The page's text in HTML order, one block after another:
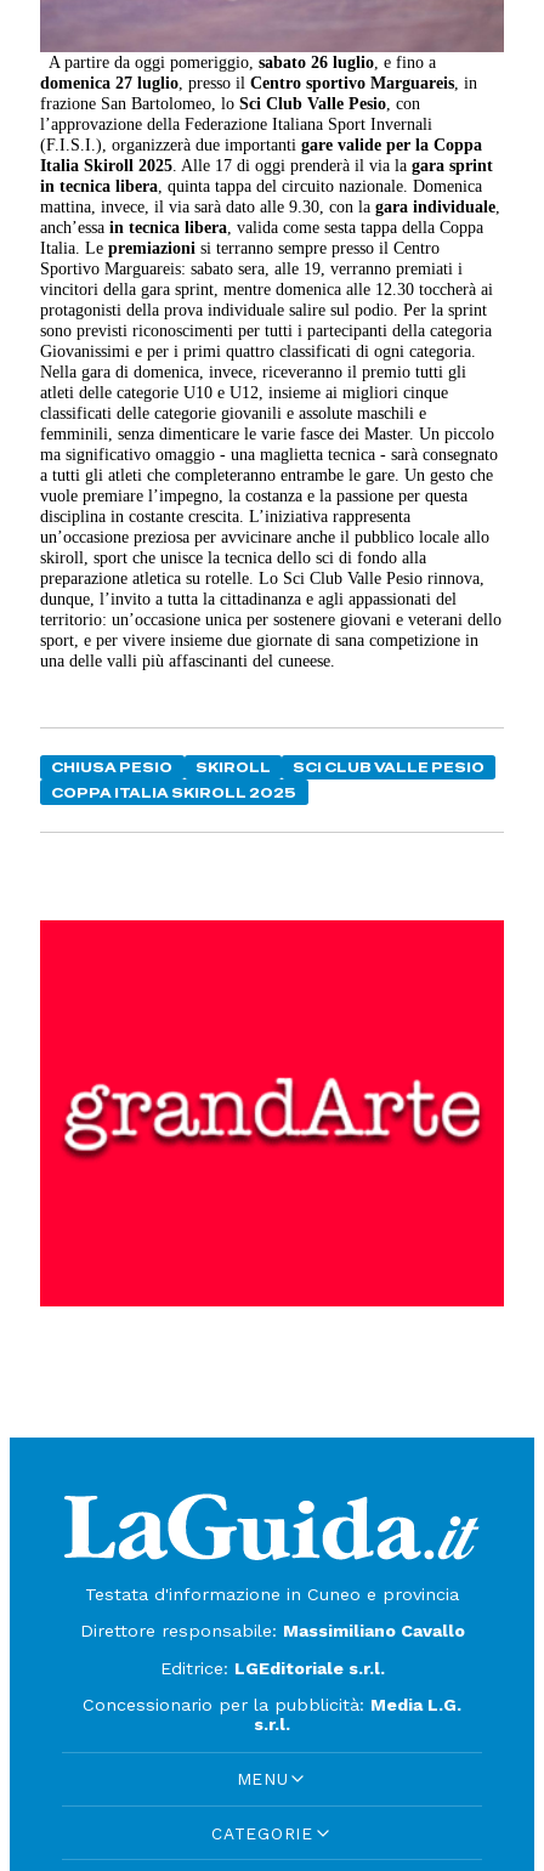
A partire da oggi pomeriggio,sabato 26 luglio, e fino a
domenica 27 luglio, presso ilCentro sportivo Marguareis, in
frazione San Bartolomeo, loSci Club Valle Pesio, con
l’approvazione della Federazione Italiana Sport Invernali
(F.I.S.I.), organizzerà due importantigare valide per la Coppa
Italia Skiroll 2025. Alle 17 di oggi prenderà il via la gara sprint
in tecnica libera, quinta tappa del circuito nazionale. Domenica
mattina, invece, il via sarà dato alle 9.30, con lagara individuale,
anch’essain tecnica libera, valida come sesta tappa della Coppa
Italia. Lepremiazioni si terranno sempre presso il Centro
Sportivo Marguareis: sabato sera, alle 19, verranno premiati i
vincitori della gara sprint, mentre domenica alle 12.30 toccherà ai
protagonisti della prova individuale salire sul podio. Per la sprint
sono previsti riconoscimenti per tutti i partecipanti della categoria
Giovanissimi e per i primi quattro classificati di ogni categoria.
Nella gara di domenica, invece, riceveranno il premio tutti gli
atleti delle categorie U10 e U12, insieme ai migliori cinque
classificati delle categorie giovanili e assolute maschili e
femminili, senza dimenticare le varie fasce dei Master. Un piccolo
ma significativo omaggio - una maglietta tecnica - sarà consegnato
a tutti gli atleti che completeranno entrambe le gare. Un gesto che
vuole premiare l’impegno, la costanza e la passione per questa
disciplina in costante crescita. L’iniziativa rappresenta
un’occasione preziosa per avvicinare anche il pubblico locale allo
skiroll, sport che unisce la tecnica dello sci di fondo alla
preparazione atletica su rotelle. Lo Sci Club Valle Pesio rinnova,
dunque, l’invito a tutta la cittadinanza e agli appassionati del
territorio: un’occasione unica per sostenere giovani e veterani dello
sport, e per vivere insieme due giornate di sana competizione in
una delle valli più affascinanti del cuneese.
CHIUSA PESIO SKIROLL
SCI CLUB VALLE PESIO
COPPA ITALIA SKIROLL 2025
Testata d'informazione in Cuneo e provincia
Direttore responsabile: Massimiliano Cavallo
Editrice: LGEditoriale s.r.l.
Concessionario per la pubblicità: Media L.G.
s.r.l.
MENU
CATEGORIE